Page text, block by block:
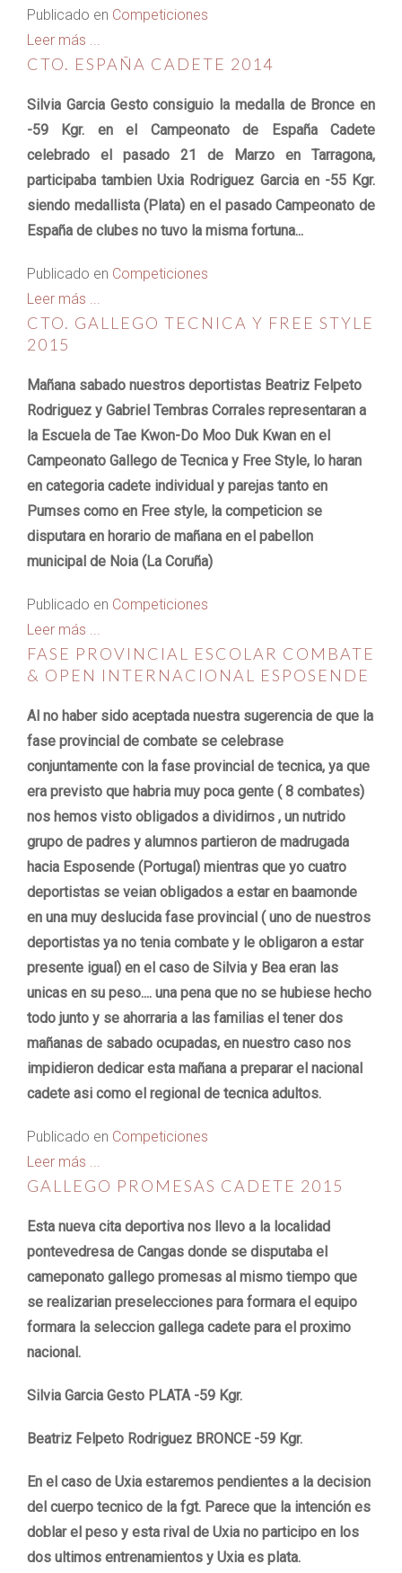
Publicado en Competiciones
Leer más ...
CTO. ESPAÑA CADETE 2014
Silvia Garcia Gesto consiguio la medalla de Bronce en
-59 Kgr. en el Campeonato de España Cadete
celebrado el pasado 21 de Marzo en Tarragona,
participaba tambien Uxia Rodriguez Garcia en -55 Kgr.
siendo medallista (Plata) en el pasado Campeonato de
España de clubes no tuvo la misma fortuna...
Publicado en Competiciones
Leer más ...
CTO. GALLEGO TECNICA Y FREE STYLE
2015
Mañana sabado nuestros deportistas Beatriz Felpeto
Rodriguez y Gabriel Tembras Corrales representaran a
la Escuela de Tae Kwon-Do Moo Duk Kwan en el
Campeonato Gallego de Tecnica y Free Style, lo haran
en categoria cadete individual y parejas tanto en
Pumses como en Free style, la competicion se
disputara en horario de mañana en el pabellon
municipal de Noia (La Coruña)
Publicado en Competiciones
Leer más ...
FASE PROVINCIAL ESCOLAR COMBATE
& OPEN INTERNACIONAL ESPOSENDE
Al no haber sido aceptada nuestra sugerencia de que la
fase provincial de combate se celebrase
conjuntamente con la fase provincial de tecnica, ya que
era previsto que habria muy poca gente ( 8 combates)
nos hemos visto obligados a dividirnos , un nutrido
grupo de padres y alumnos partieron de madrugada
hacia Esposende (Portugal) mientras que yo cuatro
deportistas se veian obligados a estar en baamonde
en una muy deslucida fase provincial ( uno de nuestros
deportistas ya no tenia combate y le obligaron a estar
presente igual) en el caso de Silvia y Bea eran las
unicas en su peso.... una pena que no se hubiese hecho
todo junto y se ahorraria a las familias el tener dos
mañanas de sabado ocupadas, en nuestro caso nos
impidieron dedicar esta mañana a preparar el nacional
cadete asi como el regional de tecnica adultos.
Publicado en Competiciones
Leer más ...
GALLEGO PROMESAS CADETE 2015
Esta nueva cita deportiva nos llevo a la localidad
pontevedresa de Cangas donde se disputaba el
cameponato gallego promesas al mismo tiempo que
se realizarian preselecciones para formara el equipo
formara la seleccion gallega cadete para el proximo
nacional.
Silvia Garcia Gesto PLATA -59 Kgr.
Beatriz Felpeto Rodriguez BRONCE -59 Kgr.
En el caso de Uxia estaremos pendientes a la decision
del cuerpo tecnico de la fgt. Parece que la intención es
doblar el peso y esta rival de Uxia no participo en los
dos ultimos entrenamientos y Uxia es plata.